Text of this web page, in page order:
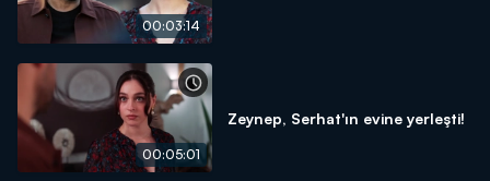
00:03:14
00:05:01
Zeynep, Serhat'ın evine yerleşti!